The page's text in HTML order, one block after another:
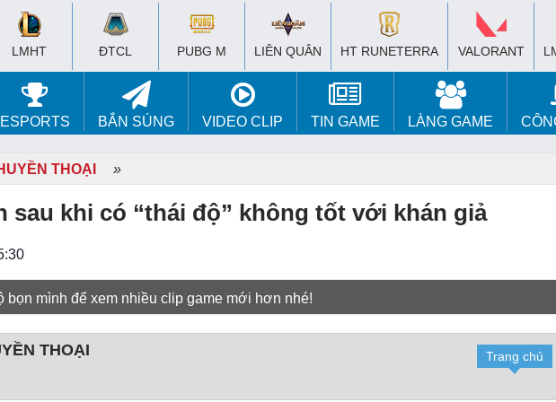
LMHT ĐTCL PUBG M LIÊN QUÂN HT RUNETERRA VALORANT
ESPORTS BẮN SÚNG VIDEO CLIP TIN GAME LÀNG GAME
THOẠI »
sau khi có “thái độ” không tốt với khán giả
bọn mình để xem nhiều clip game mới hơn nhé!
THOẠI Trang chủ